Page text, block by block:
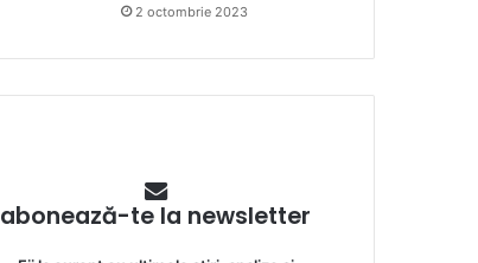
2 octombrie 2023
abonează-te la newsletter